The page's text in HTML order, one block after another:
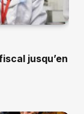
jusqu’en